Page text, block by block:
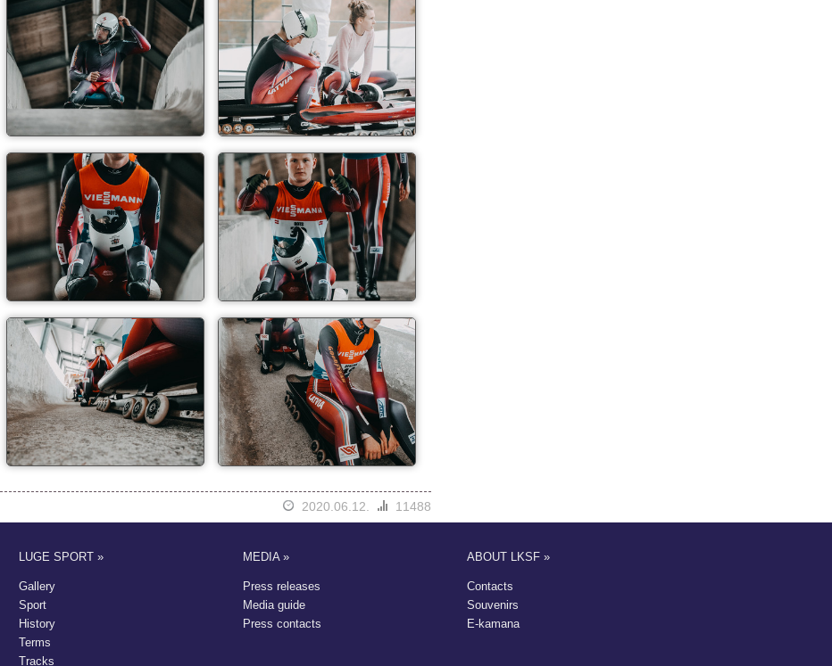
2020.06.12. 11488
LUGE SPORT »
Gallery
Sport
History
Terms
Tracks
MEDIA »
Press releases
Media guide
Press contacts
ABOUT LKSF »
Contacts
Souvenirs
E-kamana